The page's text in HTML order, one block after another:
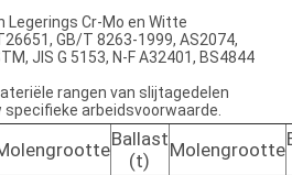
Legerings Cr-Mo en Witte
GB/T 8263-1999, AS2074,
JIS G 5153, N-F A32401, BS4844
rangen van slijtagedelen
arbeidsvoorwaarde.
Ballast
(t)
Molengrootte